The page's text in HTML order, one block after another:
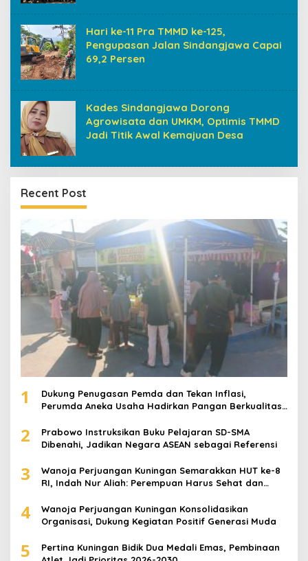
Hari ke-11 Pra TMMD ke-125,
Pengupasan Jalan Sindangjawa Capai
69,2 Persen
Kades Sindangjawa Dorong
Agrowisata dan UMKM, Optimis TMMD
Jadi Titik Awal Kemajuan Desa
Recent Post
1
Dukung Penugasan Pemda dan Tekan Inflasi,
Perumda Aneka Usaha Hadirkan Pangan Berkualitas
2
Prabowo Instruksikan Buku Pelajaran SD-SMA
Dibenahi, Jadikan Negara ASEAN sebagai Referensi
3
Wanoja Perjuangan Kuningan Semarakkan HUT ke-8
RI, Indah Nur Aliah: Perempuan Harus Sehat dan
4
Wanoja Perjuangan Kuningan Konsolidasikan
Organisasi, Dukung Kegiatan Positif Generasi Muda
5
Pertina Kuningan Bidik Dua Medali Emas, Pembinaan